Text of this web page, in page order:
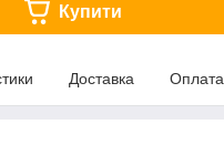
Купити
Доставка Оплата